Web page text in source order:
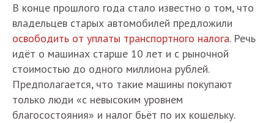
В конце прошлого года стало известно о том, что
владельцев старых автомобилей предложили
освободить от уплаты транспортного налога. Речь
идёт о машинах старше 10 лет и с рыночной
стоимостью до одного миллиона рублей.
Предполагается, что такие машины покупают
только люди «с невысоким уровнем
благосостояния» и налог бьёт по их кошельку.